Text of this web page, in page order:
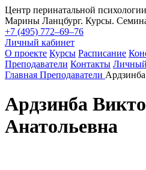
Центр перинатальной
Марины Ланцбург. Курсы.
+7 (495) 772–69–76
Личный кабинет
О проекте Курсы Расписание
Преподаватели Контакты
Главная Преподаватели
Ардзинба
Анатольевна